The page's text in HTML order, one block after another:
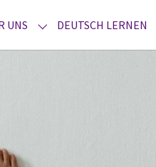
UNS SUBMENU FOR "ÜBER
DEUTSCH LERNEN